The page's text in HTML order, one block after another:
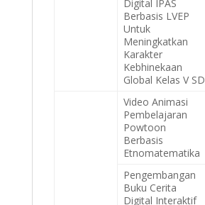
Digital IPAS
Berbasis LVEP
Untuk
Meningkatkan
Karakter
Kebhinekaan
Global Kelas V SD
Video Animasi
Pembelajaran
Powtoon
Berbasis
Etnomatematika
Pengembangan
Buku Cerita
Digital Interaktif